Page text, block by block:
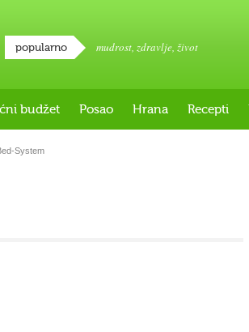
popularno mudrost, zdravlje, život
budžet Posao Hrana Recepti
System